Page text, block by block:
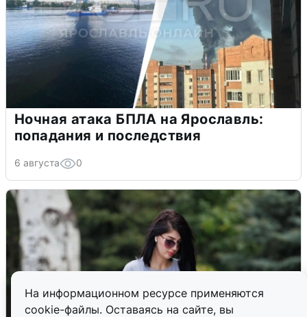
На информационном ресурсе применяются
cookie-файлы. Оставаясь на сайте, вы
Ночная атака БПЛА на Ярославль:
попадания и последствия
6 августа 0